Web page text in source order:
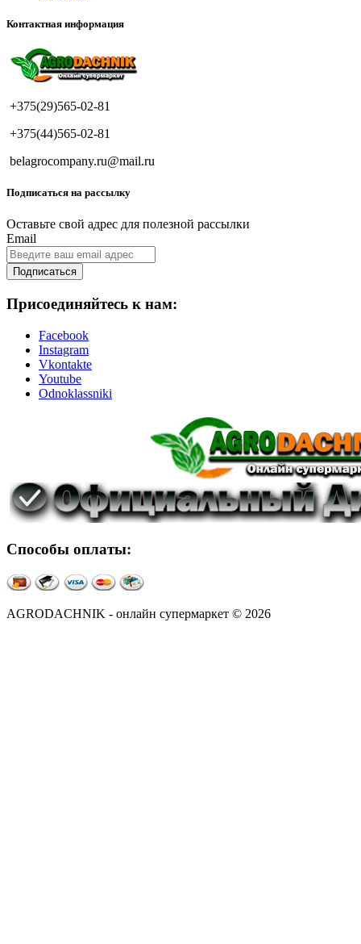
Контактная информация
+375(29)565-02-81
+375(44)565-02-81
belagrocompany.ru@mail.ru
Подписаться на рассылку
Оставьте свой адрес для полезной рассылки
Email
Подписаться
Присоединяйтесь к нам:
Facebook
Instagram
Vkontakte
Youtube
Odnoklassniki
Способы оплаты:
AGRODACHNIK - онлайн супермаркет © 2026